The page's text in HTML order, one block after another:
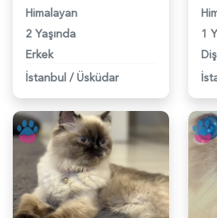
Himalayan
2 Yaşında
Erkek
İstanbul / Üsküdar
1